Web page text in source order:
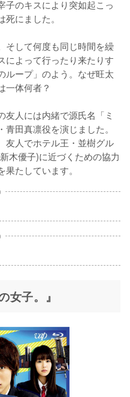
子のキスにより突如起こっ
にました。
そして何度も同じ時間を繰
によって行ったり来たりす
ループ」のよう。なぜ旺太
一体何者？
友人には内緒で源氏名「ミ
田真凛役を演じました。
友人でホテル王・並樹グル
木優子)に近づくための協力
たしています。
女子。』